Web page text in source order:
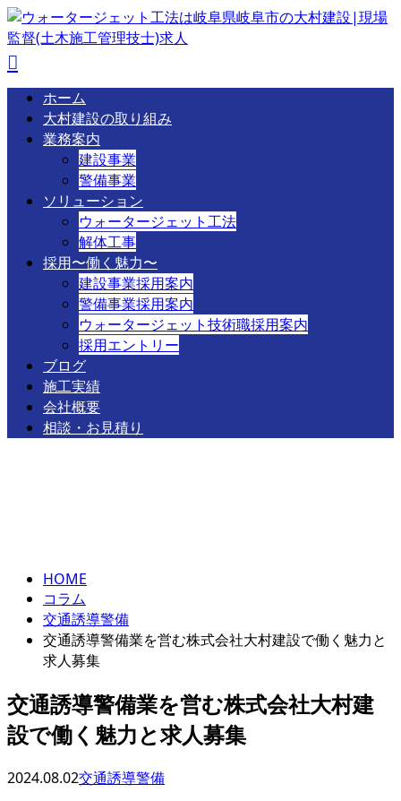
ホーム
大村建設の取り組み
業務案内
建設事業
警備事業
ソリューション
ウォータージェット工法
解体工事
採用〜働く魅力〜
建設事業採用案内
警備事業採用案内
ウォータージェット技術職採用案内
採用エントリー
ブログ
施工実績
会社概要
相談・お見積り
HOME
コラム
交通誘導警備
交通誘導警備業を営む株式会社大村建設で働く魅力と
求人募集
交通誘導警備業を営む株式会社大村建
設で働く魅力と求人募集
2024.08.02交通誘導警備